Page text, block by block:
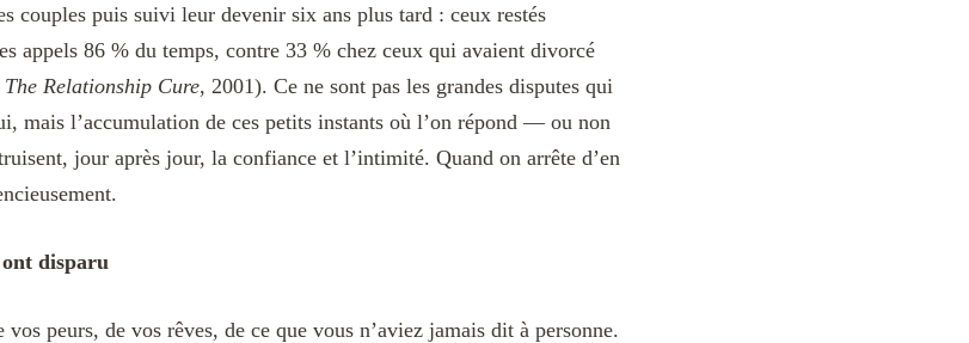
couples puis suivi leur devenir six ans plus tard : ceux restés
appels 86 % du temps, contre 33 % chez ceux qui avaient divorcé
The Relationship Cure, 2001). Ce ne sont pas les grandes disputes qui
mais l’accumulation de ces petits instants où l’on répond — ou non
jour après jour, la confiance et l’intimité. Quand on arrête d’en
disparu
peurs, de vos rêves, de ce que vous n’aviez jamais dit à personne.